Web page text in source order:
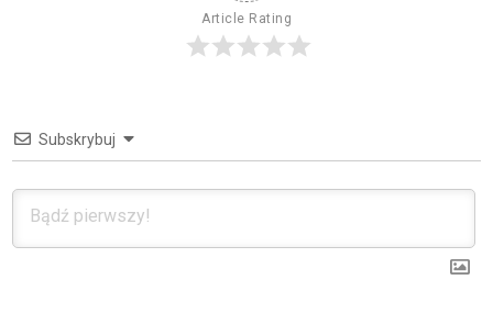
Article Rating
Subskrybuj